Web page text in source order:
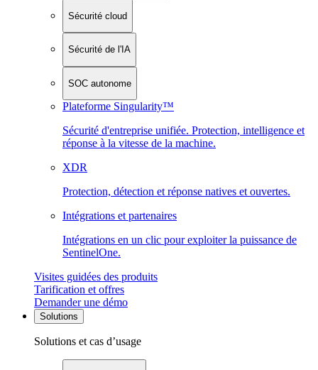
Sécurité cloud
Sécurité de l'IA
SOC autonome
Plateforme Singularity™
Sécurité d'entreprise unifiée. Protection, intelligence et
réponse à la vitesse de la machine.
XDR
Protection, détection et réponse natives et ouvertes.
Intégrations et partenaires
Intégrations en un clic pour exploiter la puissance de
SentinelOne.
Visites guidées des produits
Tarification et offres
Demander une démo
Solutions
Solutions et cas d’usage